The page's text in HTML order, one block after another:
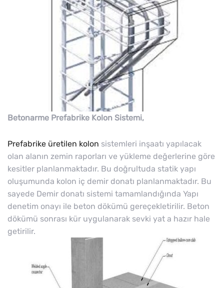
Betonarme Prefabrike Kolon Sistemi,
Prefabrike üretilen kolon sistemleri inşaatı yapılacak
olan alanın zemin raporları ve yükleme değerlerine göre
kesitler planlanmaktadır. Bu doğrultuda statik yapı
oluşumunda kolon iç demir donatı planlanmaktadır. Bu
sayede Demir donatı sistemi tamamlandığında Yapı
denetim onayı ile beton dökümü gereçekletirilir. Beton
dökümü sonrası kür uygulanarak sevki yat a hazır hale
getirilir.